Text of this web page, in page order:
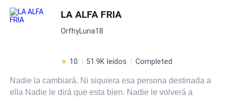
dándome las fuerzas para cruzar esa puerta hacia mi
futuro.
propiedad. Logan, decidido a cobrárselas a la niñita rica,
acepta el trato pensando que domará a la caprichosa
heredera. Pero mientras la vida en el campo les ofrece
florecer entre ellos. Pero el malentendido hace que
está a punto de casarse con otro hombre mientras se
encuentra embarazada del hijo de Logan. ¿Podrá Logan
LA ALFA FRIA
OrfhyLuna18
10 51.9K leídos Completed
Nadie la cambiará. Ni siquiera esa persona destinada a
ella Nadie le dirá que esta bien. Nadie le volverá a